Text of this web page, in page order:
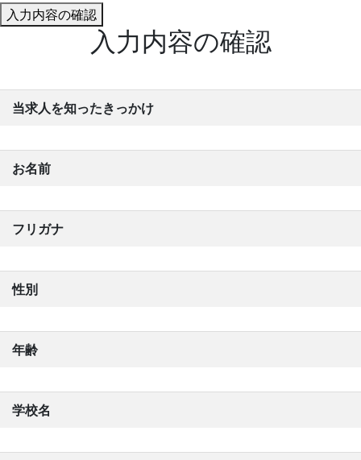
入力内容の確認
入力内容の確認
当求人を知ったきっかけ
お名前
フリガナ
性別
年齢
学校名